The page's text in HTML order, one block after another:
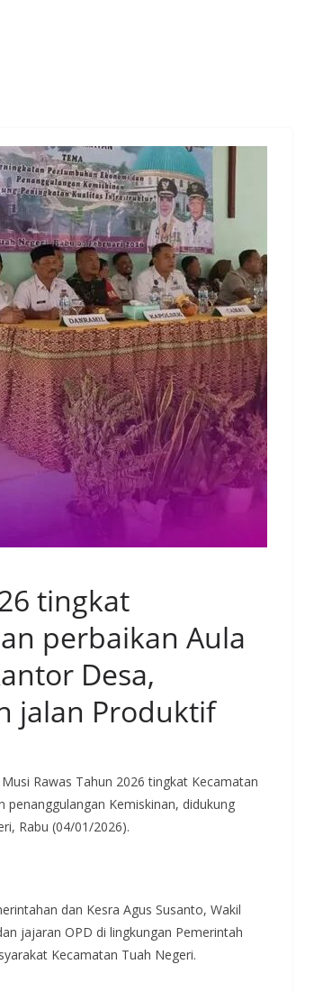
tingkat
perbaikan Aula
Desa,
jalan Produktif
Rawas Tahun 2026 tingkat Kecamatan
Kemiskinan, didukung
Rabu (04/01/2026).
dan Kesra Agus Susanto, Wakil
jajaran OPD di lingkungan Pemerintah
Kecamatan Tuah Negeri.